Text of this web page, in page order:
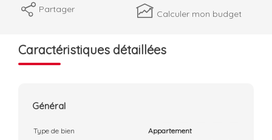
Partager Calculer mon budget
Caractéristiques détaillées
Général
Type de bien
Appartement